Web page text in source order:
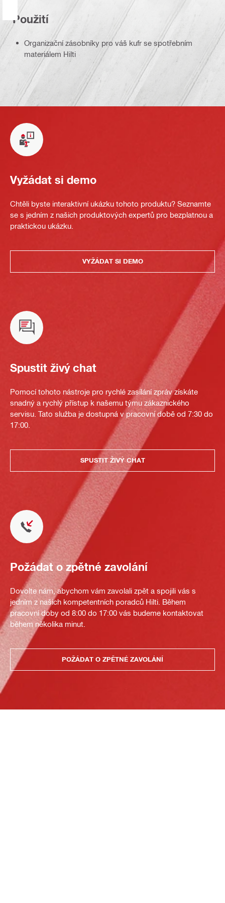
Použití
Organizační zásobníky pro váš kufr se spotřebním
materiálem Hilti
Vyžádat si demo
Chtěli byste interaktivní ukázku tohoto produktu? Seznamte
se s jedním z našich produktových expertů pro bezplatnou a
praktickou ukázku.
VYŽÁDAT SI DEMO
Spustit živý chat
Pomocí tohoto nástroje pro rychlé zasílání zpráv získáte
snadný a rychlý přístup k našemu týmu zákaznického
servisu. Tato služba je dostupná v pracovní době od 7:30 do
17:00.
SPUSTIT ŽIVÝ CHAT
Požádat o zpětné zavolání
Dovolte nám, abychom vám zavolali zpět a spojili vás s
jedním z našich kompetentních poradců Hilti. Během
pracovní doby od 8:00 do 17:00 vás budeme kontaktovat
během několika minut.
POŽÁDAT O ZPĚTNÉ ZAVOLÁNÍ